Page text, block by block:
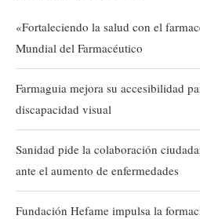
«Fortaleciendo la salud con el
Mundial del Farmacéutico
Farmaguia mejora su accesibilidad
discapacidad visual
Sanidad pide la colaboración
ante el aumento de enfermedades
Fundación Hefame impulsa la